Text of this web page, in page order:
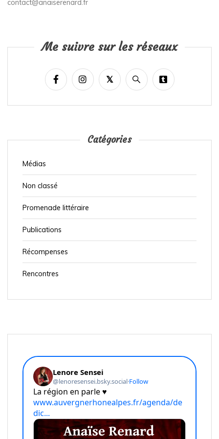
contact@anaiserenard.fr
Me suivre sur les réseaux
Catégories
Médias
Non classé
Promenade littéraire
Publications
Récompenses
Rencontres